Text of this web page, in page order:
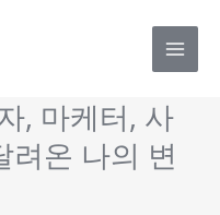
, 마케터, 사
온 나의 변